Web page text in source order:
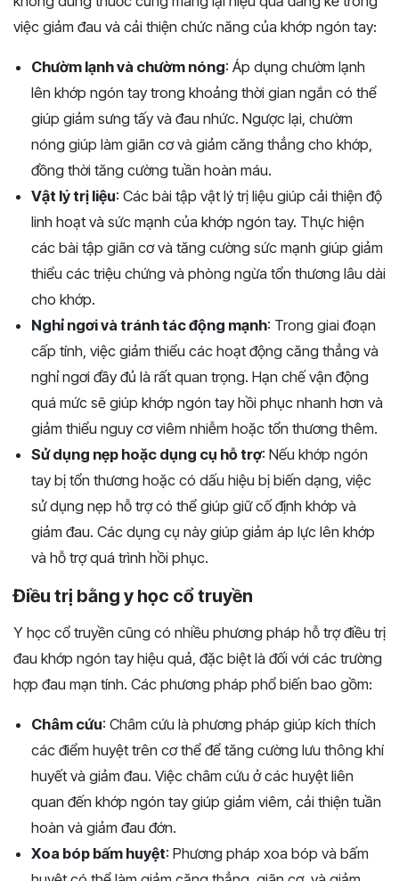
việc giảm đau và cải thiện chức năng của khớp ngón tay:
Chườm lạnh và chườm nóng: Áp dụng chườm lạnh
lên khớp ngón tay trong khoảng thời gian ngắn có thể
giúp giảm sưng tấy và đau nhức. Ngược lại, chườm
nóng giúp làm giãn cơ và giảm căng thẳng cho khớp,
đồng thời tăng cường tuần hoàn máu.
Vật lý trị liệu: Các bài tập vật lý trị liệu giúp cải thiện độ
linh hoạt và sức mạnh của khớp ngón tay. Thực hiện
các bài tập giãn cơ và tăng cường sức mạnh giúp giảm
thiểu các triệu chứng và phòng ngừa tổn thương lâu dài
cho khớp.
Nghỉ ngơi và tránh tác động mạnh: Trong giai đoạn
cấp tính, việc giảm thiểu các hoạt động căng thẳng và
nghỉ ngơi đầy đủ là rất quan trọng. Hạn chế vận động
quá mức sẽ giúp khớp ngón tay hồi phục nhanh hơn và
giảm thiểu nguy cơ viêm nhiễm hoặc tổn thương thêm.
Sử dụng nẹp hoặc dụng cụ hỗ trợ: Nếu khớp ngón
tay bị tổn thương hoặc có dấu hiệu bị biến dạng, việc
sử dụng nẹp hỗ trợ có thể giúp giữ cố định khớp và
giảm đau. Các dụng cụ này giúp giảm áp lực lên khớp
và hỗ trợ quá trình hồi phục.
Điều trị bằng y học cổ truyền
Y học cổ truyền cũng có nhiều phương pháp hỗ trợ điều trị
đau khớp ngón tay hiệu quả, đặc biệt là đối với các trường
hợp đau mạn tính. Các phương pháp phổ biến bao gồm:
Châm cứu: Châm cứu là phương pháp giúp kích thích
các điểm huyệt trên cơ thể để tăng cường lưu thông khí
huyết và giảm đau. Việc châm cứu ở các huyệt liên
quan đến khớp ngón tay giúp giảm viêm, cải thiện tuần
hoàn và giảm đau đớn.
Xoa bóp bấm huyệt: Phương pháp xoa bóp và bấm